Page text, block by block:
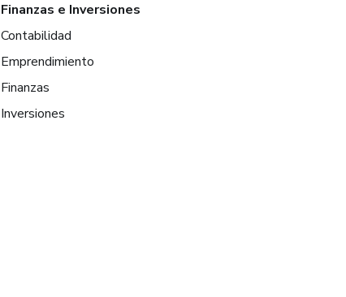
Finanzas e Inversiones
Contabilidad
Emprendimiento
Finanzas
Inversiones